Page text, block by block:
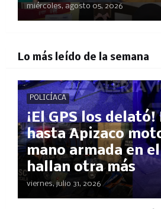
miércoles, agosto 05, 2026
Lo más leído de la semana
POLICÍACA
¡El GPS los
hasta Apizaco
mano armada en
hallan otra más
viernes, julio 31, 2026